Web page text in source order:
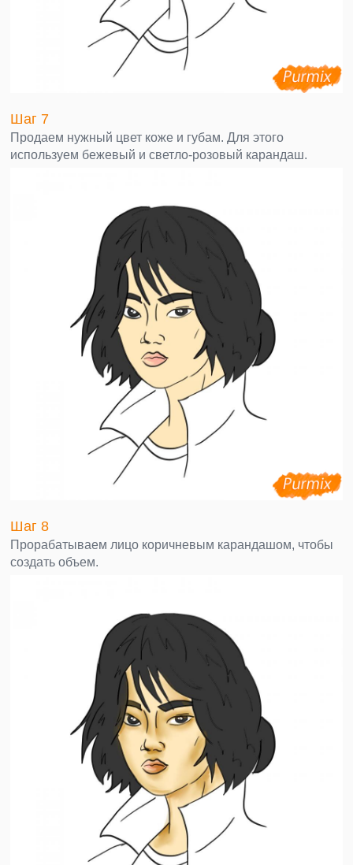
Шаг 7
Продаем нужный цвет коже и губам. Для этого
используем бежевый и светло-розовый карандаш.
Шаг 8
Прорабатываем лицо коричневым карандашом, чтобы
создать объем.